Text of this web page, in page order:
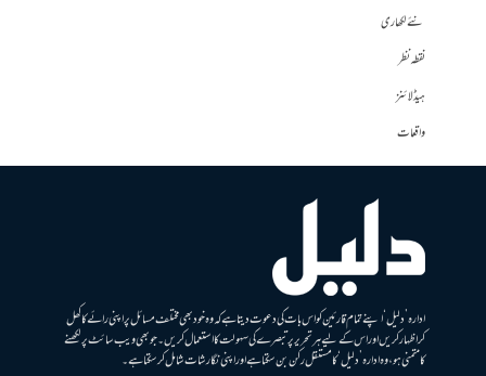
نئے لکھاری
نقطہ نظر
ہیڈلائنز
واقعات
ادارہ ’دلیل‘ اپنے تمام قارئین کو اس بات کی دعوت دیتا ہے کہ وہ خود بھی مختلف مسائل پر اپنی رائے کا کھل
کر اظہار کریں اور اس کے لیے ہر تحریر پر تبصرے کی سہولت کا استعمال کریں۔ جو بھی ویب سائٹ پر لکھنے
کا متمنی ہو، وہ ادارہ ’دلیل‘ کا مستقل رکن بن سکتا ہے اور اپنی نگارشات شامل کرسکتا ہے۔